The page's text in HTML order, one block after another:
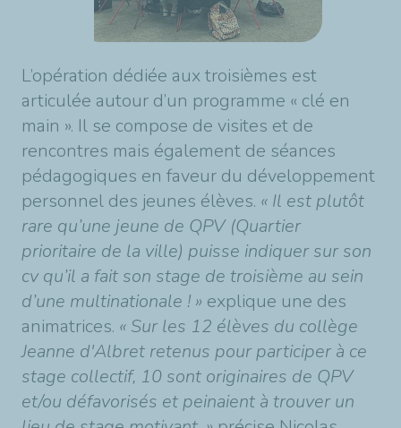
L’opération dédiée aux troisièmes est
articulée autour d’un programme « clé en
main ». Il se compose de visites et de
rencontres mais également de séances
pédagogiques en faveur du développement
personnel des jeunes élèves. « Il est plutôt
rare qu’une jeune de QPV (Quartier
prioritaire de la ville) puisse indiquer sur son
cv qu’il a fait son stage de troisième au sein
d’une multinationale ! » explique une des
animatrices. « Sur les 12 élèves du collège
Jeanne d'Albret retenus pour participer à ce
stage collectif, 10 sont originaires de QPV
et/ou défavorisés et peinaient à trouver un